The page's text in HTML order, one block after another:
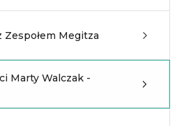
Megitza
Marty Walczak -